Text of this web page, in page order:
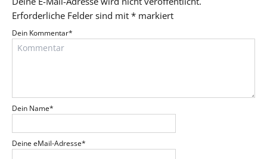
Erforderliche Felder sind mit * markiert
Dein Kommentar*
Dein Name*
Deine eMail-Adresse*